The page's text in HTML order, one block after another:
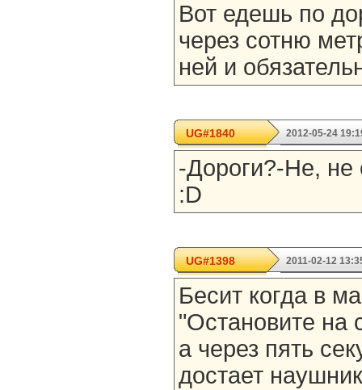
Вот едешь по
через сотню
ней и
UG#1840 2012-05-24
-Дороги?-Не,
:D
UG#1398 2011-02-12
Бесит когда в
"Остановите на
а через пять
достает